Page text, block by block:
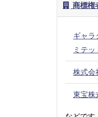
商標権
ギャラ
ミテッ
株式会
東宝株